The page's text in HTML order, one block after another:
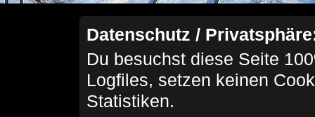
Datenschutz /
Du besuchst diese Seite
Logfiles, setzen keinen
Statistiken.